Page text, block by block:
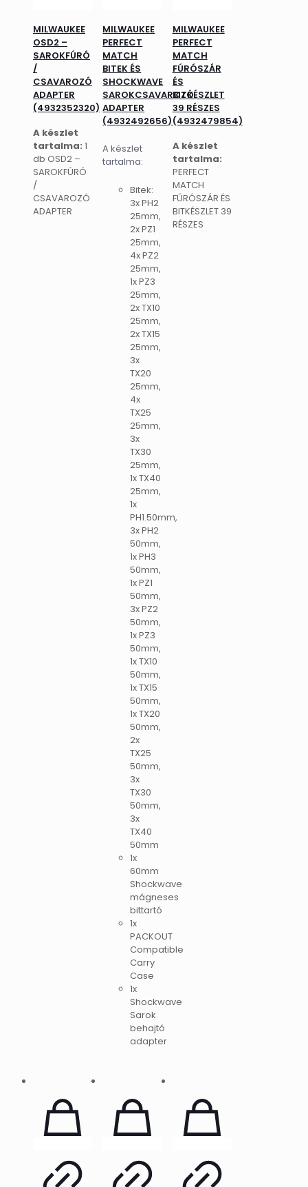
MILWAUKEE
OSD2 –
SAROKFÚRÓ
/
CSAVAROZÓ
ADAPTER
(4932352320)
A készlet
tartalma: 1
db OSD2 –
SAROKFÚRÓ
/
CSAVAROZÓ
ADAPTER
MILWAUKEE
PERFECT
MATCH
BITEK ÉS
SHOCKWAVE
SAROKCSAVAROZÓ
ADAPTER
(4932492656)
A készlet
tartalma:
Bitek:
3x PH2
25mm,
2x PZ1
25mm,
4x PZ2
25mm,
1x PZ3
25mm,
2x TX10
25mm,
2x TX15
25mm,
3x
TX20
25mm,
4x
TX25
25mm,
3x
TX30
25mm,
1x TX40
25mm,
1x
PH1.50mm,
3x PH2
50mm,
1x PH3
50mm,
1x PZ1
50mm,
3x PZ2
50mm,
1x PZ3
50mm,
1x TX10
50mm,
1x TX15
50mm,
1x TX20
50mm,
2x
TX25
50mm,
3x
TX30
50mm,
3x
TX40
50mm
1x
60mm
Shockwave
mágneses
bittartó
1x
PACKOUT
Compatible
Carry
Case
1x
Shockwave
Sarok
behajtó
adapter
MILWAUKEE
PERFECT
MATCH
FÚRÓSZÁR
ÉS
BITKÉSZLET
39 RÉSZES
(4932479854)
A készlet
tartalma:
PERFECT
MATCH
FÚRÓSZÁR ÉS
BITKÉSZLET 39
RÉSZES